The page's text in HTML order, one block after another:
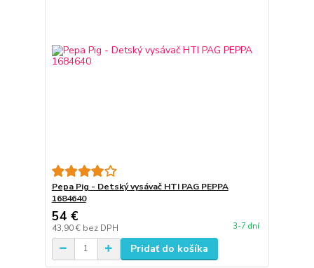
Pepa Pig - Detský vysávač HTI PAG PEPPA
1684640
54 €
43,90 € bez DPH 3-7 dní
Pridať do košíka